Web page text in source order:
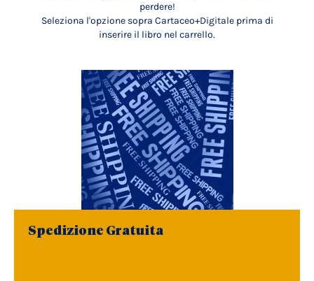
perdere!
Seleziona l'opzione sopra Cartaceo+Digitale prima di
inserire il libro nel carrello.
Spedizione Gratuita